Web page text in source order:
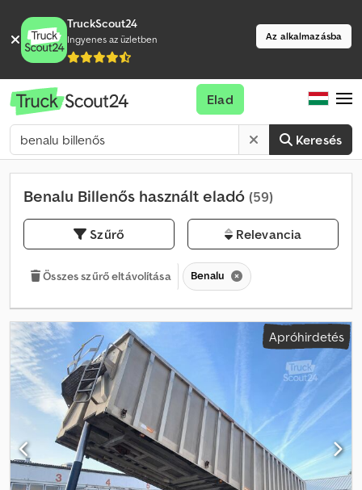
TruckScout24
Ingyenes az üzletben Az alkalmazásba
Keresés
Elad
Benalu Billenős használt eladó (59)
Szűrő Relevancia
Összes szűrő eltávolítása Benalu
Apróhirdetés